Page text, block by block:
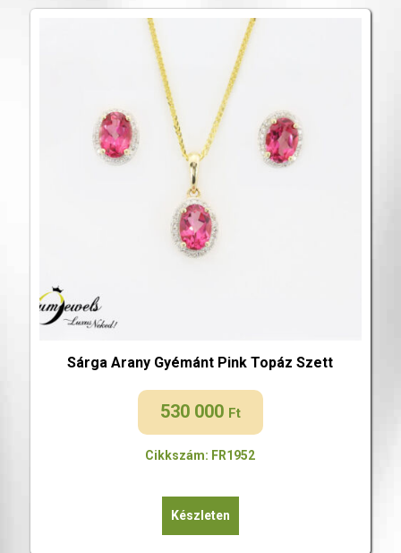
Sárga Arany Gyémánt Pink Topáz Szett
530 000 Ft
Cikkszám: FR1952
Készleten